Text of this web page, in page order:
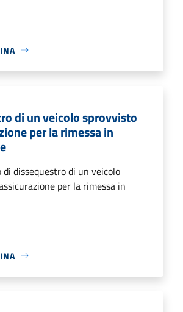
di un veicolo sprovvisto
per la rimessa in
di dissequestro di un veicolo
per la rimessa in